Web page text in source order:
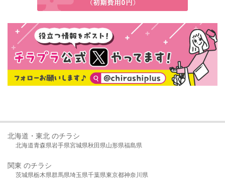
北海道・東北 のチラシ
北海道青森県岩手県宮城県秋田県山形県福島県
関東 のチラシ
茨城県栃木県群馬県埼玉県千葉県東京都神奈川県